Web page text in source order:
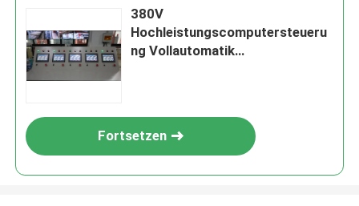
EINREICHUNGEN
380V
Hochleistungscomputersteueru
ng Vollautomatik
Fortsetzen